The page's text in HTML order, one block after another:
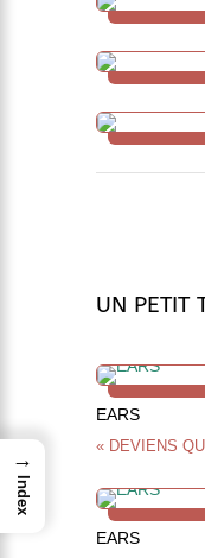
UN PETIT
EARS
« DEVIENS
EARS
→
Index